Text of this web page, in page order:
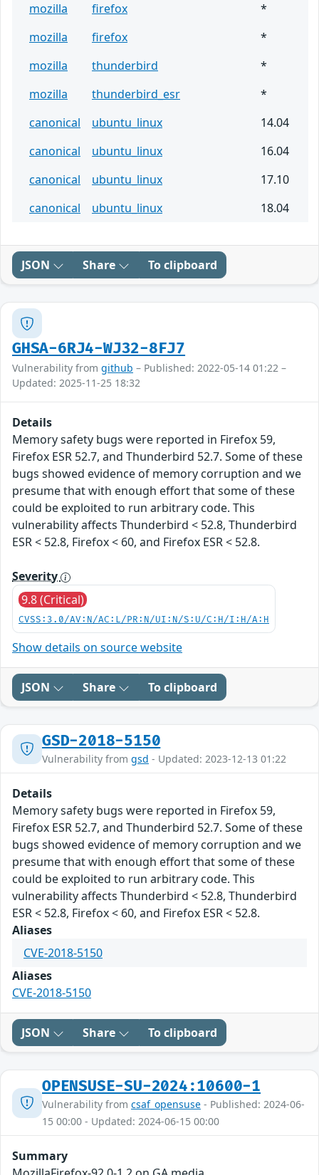
mozilla
firefox
*
mozilla
firefox
*
mozilla
thunderbird
*
mozilla
thunderbird_esr
*
canonical
ubuntu_linux
14.04
canonical
ubuntu_linux
16.04
canonical
ubuntu_linux
17.10
canonical
ubuntu_linux 18.04
JSON Share To clipboard
GHSA-6RJ4-WJ32-8FJ7
Vulnerability from github – Published: 2022-05-14 01:22 –
Updated: 2025-11-25 18:32
Details
Memory safety bugs were reported in Firefox 59,
Firefox ESR 52.7, and Thunderbird 52.7. Some of these
bugs showed evidence of memory corruption and we
presume that with enough effort that some of these
could be exploited to run arbitrary code. This
vulnerability affects Thunderbird < 52.8, Thunderbird
ESR < 52.8, Firefox < 60, and Firefox ESR < 52.8.
Severity
9.8 (Critical)
CVSS:3.0/AV:N/AC:L/PR:N/UI:N/S:U/C:H/I:H/A:H
Show details on source website
JSON Share To clipboard
GSD-2018-5150
Vulnerability from gsd - Updated: 2023-12-13 01:22
Details
Memory safety bugs were reported in Firefox 59,
Firefox ESR 52.7, and Thunderbird 52.7. Some of these
bugs showed evidence of memory corruption and we
presume that with enough effort that some of these
could be exploited to run arbitrary code. This
vulnerability affects Thunderbird < 52.8, Thunderbird
ESR < 52.8, Firefox < 60, and Firefox ESR < 52.8.
Aliases
CVE-2018-5150
Aliases
CVE-2018-5150
JSON Share To clipboard
OPENSUSE-SU-2024:10600-1
Vulnerability from csaf_opensuse - Published: 2024-06-
15 00:00 - Updated: 2024-06-15 00:00
Summary